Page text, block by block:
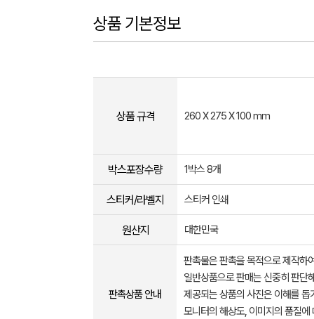
상품 기본정보
상품 규격 260 X 275 X 100 mm
박스포장수량 1박스 8개
스티커/라벨지 스티커 인쇄
원산지 대한민국
판촉상품 안내
판촉물은 판촉을 목적으로 제작하
일반상품으로 판매는 신중히 판단
제공되는 상품의 사진은 이해를
모니터의 해상도, 이미지의 품질